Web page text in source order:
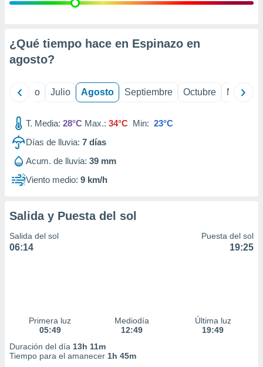
e
mediante
publicidad
de
1199
¿Qué tiempo hace en Espinazo en
agosto?
Junio Julio Agosto Septiembre Octubre
T. Media: 28°C Max.: 34°C Min: 23°C
Días de lluvia: 7 días
Acum. de lluvia: 39 mm
Viento medio: 9 km/h
Salida y Puesta del sol
Salida del sol
06:14
Puesta del sol
19:25
Primera luz
05:49
Mediodía
12:49
Última luz
19:49
Duración del día 13h 11m
Tiempo para el amanecer 1h 45m